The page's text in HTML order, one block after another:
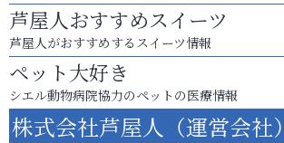
芦屋人おすすめスイーツ
芦屋人がおすすめするスイーツ情報
ペット大好き
シエル動物病院協力のペットの医療情報
株式会社芦屋人（運営会社）